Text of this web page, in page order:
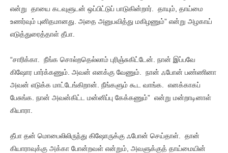
என்று தாயை கடவுளுடன் ஒப்பிட்டுப் பாடுகின்றார். தாயும், தாய்மை
உணர்வும் புனிதமானது. அதை அனுபவித்து மகிழணும்” என்று அழகாய்
எடுத்துரைத்தாள் தீபா.
“சாரிக்கா. நீங்க சொல்றதெல்லாம் புரிஞ்சுகிட்டேன். நான் இப்பவே
கிஷோர பார்க்கணும். அவன் எனக்கு வேணும். நான் ஃபோன் பண்ணினா
அவன் எடுக்க மாட்டேங்கிறான். நீங்களும் கூட வாங்க. எனக்காகப்
பேசுங்க. நான் அவன்கிட்ட மன்னிப்பு கேக்கணும்” என்று மன்றாடினாள்
கியாரா.
தீபா தன் மொபைலிலிருந்து கிஷோருக்கு ஃபோன் செய்தாள். தான்
கியாராவுக்கு அக்கா போன்றவள் என்றும், அவளுக்குத் தாய்மையின்